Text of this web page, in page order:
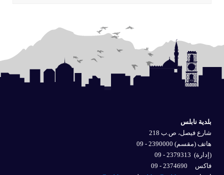
بلدية نابلس
شارع فيصل، ص.ب 218
هاتف (مقسم) 2390000 - 09
(إدارة)
فاكس 2374690 - 09